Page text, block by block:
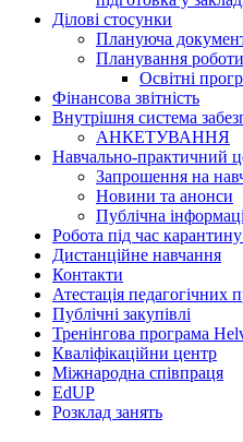
Ділові стосунки
Плануюча
Планування роботи
Освітні
Фінансова звітність
Внутрішня система
АНКЕТУВАННЯ
Навчально-практичний
Запрошення на
Новини та анонси
Публічна
Робота під час
Дистанційне навчання
Контакти
Атестація педагогічних
Публічні закупівлі
Тренінгова програма
Кваліфікаційни центр
Міжнародна співпраця
EdUР
Розклад занять